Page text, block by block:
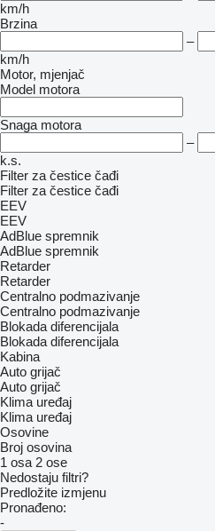
km/h
Brzina
–
km/h
Motor, mjenjač
Model motora
Snaga motora
–
k.s.
Filter za čestice čađi
Filter za čestice čađi
EEV
EEV
AdBlue spremnik
AdBlue spremnik
Retarder
Retarder
Centralno podmazivanje
Centralno podmazivanje
Blokada diferencijala
Blokada diferencijala
Kabina
Auto grijač
Auto grijač
Klima uređaj
Klima uređaj
Osovine
Broj osovina
1 osa 2 ose
Nedostaju filtri?
Predložite izmjenu
Pronađeno:
-